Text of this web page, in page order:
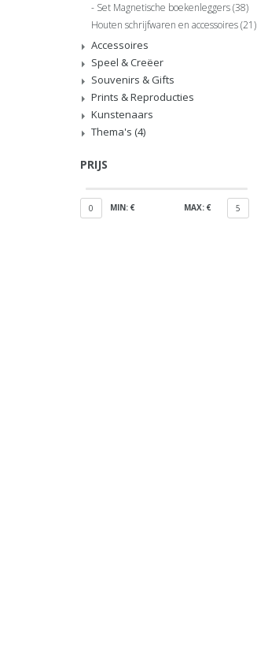
Set Magnetische boekenleggers(38)
Houten schrijfwaren en accessoires(21)
Accessoires
Speel & Creëer
Souvenirs & Gifts
Prints & Reproducties
Kunstenaars
Thema's (4)
PRIJS
0 MIN: € MAX: € 5